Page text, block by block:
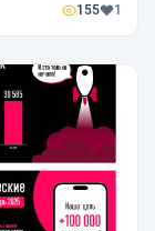
155 1